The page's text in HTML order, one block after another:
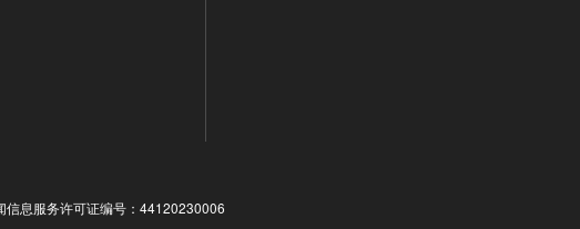
信息服务许可证编号：44120230006